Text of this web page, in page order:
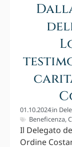
01.10.2024in
Beneficenza,
Il Delegato
Ordine